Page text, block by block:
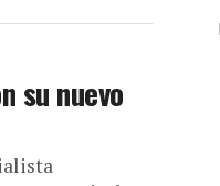
su nuevo